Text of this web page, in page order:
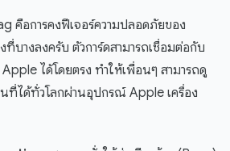
คือการคงฟีเจอร์ความปลอดภัยของ
บางลงครับ ตัวการ์ดสามารถเชื่อมต่อกับ
ได้โดยตรง ทำให้เพื่อนๆ สามารถดู
ได้ทั่วโลกผ่านอุปกรณ์ Apple เครื่อง